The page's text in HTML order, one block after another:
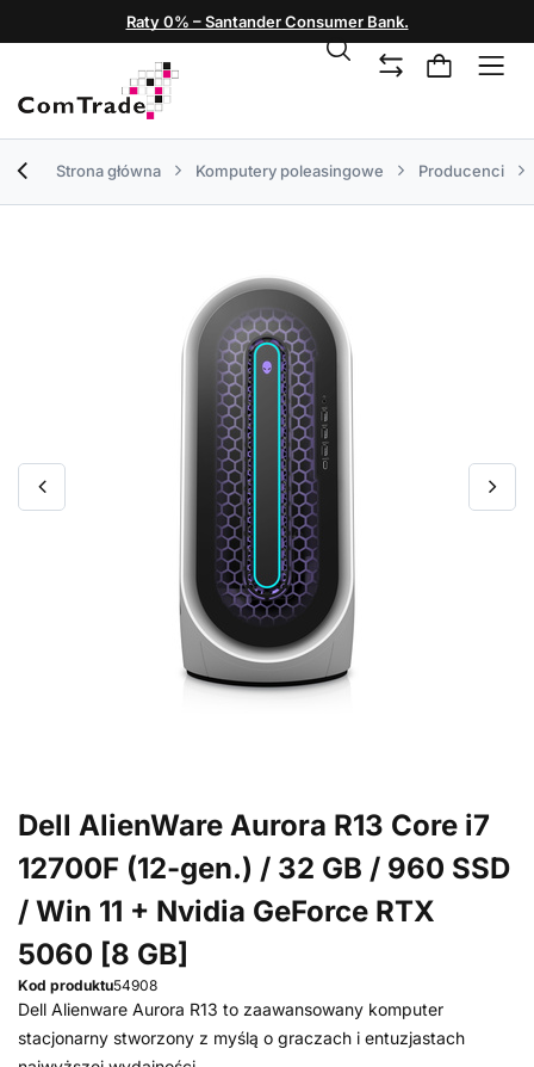
Raty 0% – Santander Consumer Bank.
Strona główna Komputery poleasingowe Producenci
Dell AlienWare Aurora R13 Core i7
12700F (12-gen.) / 32 GB / 960 SSD
/ Win 11 + Nvidia GeForce RTX
5060 [8 GB]
Kod produktu54908
Dell Alienware Aurora R13 to zaawansowany komputer
stacjonarny stworzony z myślą o graczach i entuzjastach